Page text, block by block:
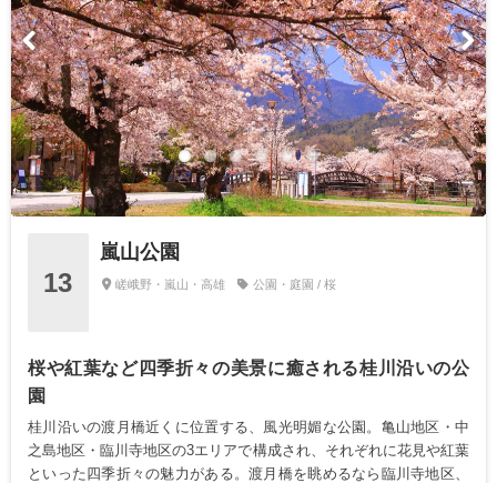
13
嵐山公園
嵯峨野・嵐山・高雄 公園・庭園 / 桜
桜や紅葉など四季折々の美景に癒される桂川沿いの公
園
桂川沿いの渡月橋近くに位置する、風光明媚な公園。亀山地区・中
之島地区・臨川寺地区の3エリアで構成され、それぞれに花見や紅葉
といった四季折々の魅力がある。渡月橋を眺めるなら臨川寺地区、